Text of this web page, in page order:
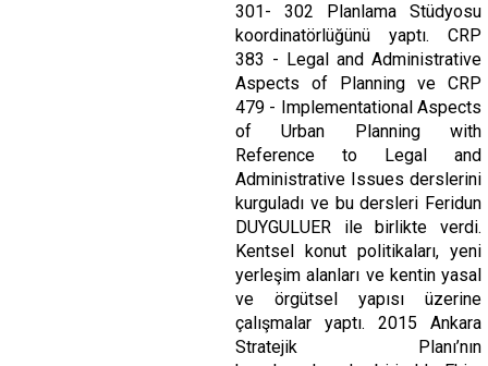
301- 302 Planlama Stüdyosu
koordinatörlüğünü yaptı. CRP
383 - Legal and Administrative
Aspects of Planning ve CRP
479 - Implementational Aspects
of Urban Planning with
Reference to Legal and
Administrative Issues derslerini
kurguladı ve bu dersleri Feridun
DUYGULUER ile birlikte verdi.
Kentsel konut politikaları, yeni
yerleşim alanları ve kentin yasal
ve örgütsel yapısı üzerine
çalışmalar yaptı. 2015 Ankara
Stratejik Planı’nın